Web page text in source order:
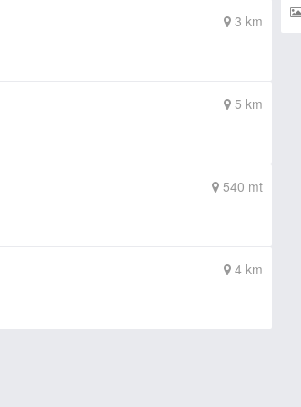
3 km
5 km
540 mt
4 km